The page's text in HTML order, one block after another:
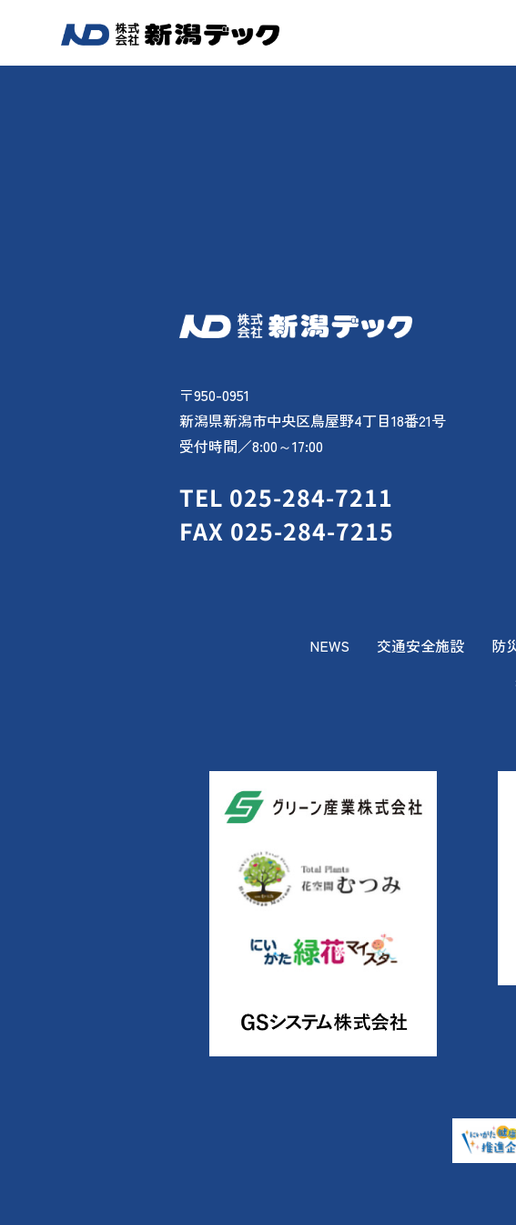
〒950-0951
新潟県新潟市中央区鳥屋野4丁目18番21号
受付時間／8:00～17:00
TEL 025-284-7211
FAX 025-284-7215
NEWS 交通安全施設 防